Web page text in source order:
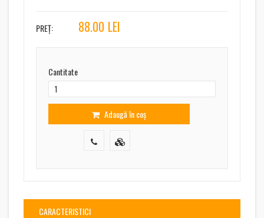
PREȚ: 88.00 LEI
Cantitate
Adaugă în coș
CARACTERISTICI